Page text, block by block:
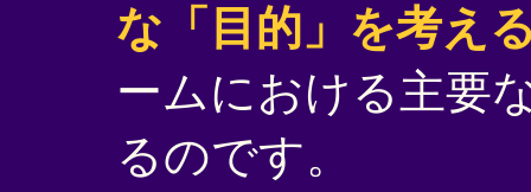
な「目的」を考え
ームにおける主要
るのです。